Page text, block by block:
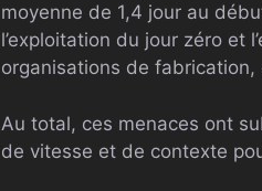
moyenne de 1,4 jour au
l’exploitation du jour zéro et
organisations de
Au total, ces menaces ont
de vitesse et de contexte